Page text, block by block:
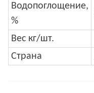
Водопоглощение,
%
Вес кг/шт.
Страна